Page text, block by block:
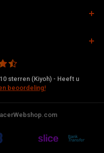
sterren (Kiyoh) - Heeft u
beoordeling!